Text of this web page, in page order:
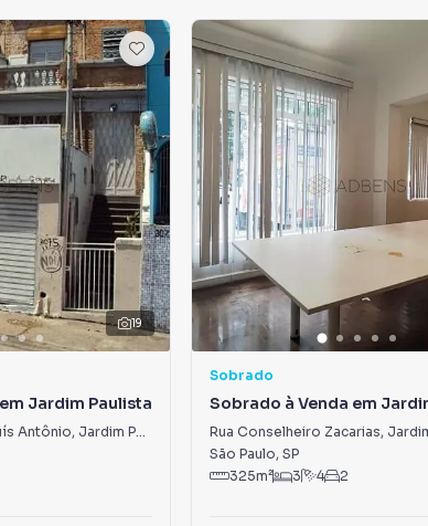
19
Jardim Paulista
Antônio, Jardim Paulista
Sobrado
Sobrado à Venda em
Rua Conselheiro Zacarias,
São Paulo, SP
325m² 3 4 2